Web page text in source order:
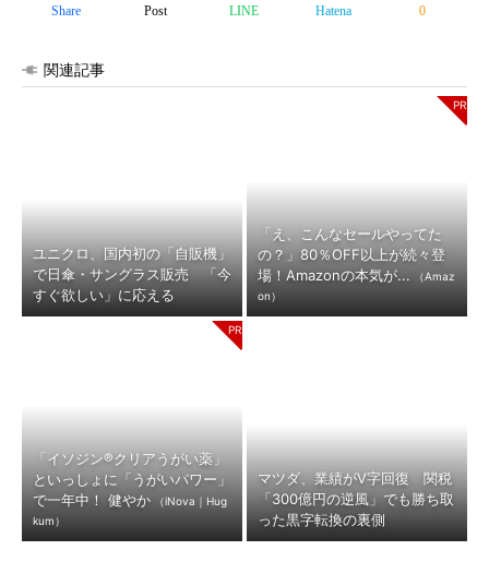
Share Post LINE Hatena 0
関連記事
ユニクロ、国内初の「自販機」
で日傘・サングラス販売 「今
すぐ欲しい」に応える
「え、こんなセールやってた
の？」80％OFF以上が続々登
場！Amazonの本気が...
（Amaz
on）
「イソジン®クリアうがい薬」
といっしょに「うがいパワー」
で一年中！ 健やか
（iNova｜Hug
kum）
マツダ、業績がV字回復 関税
「300億円の逆風」でも勝ち取
った黒字転換の裏側